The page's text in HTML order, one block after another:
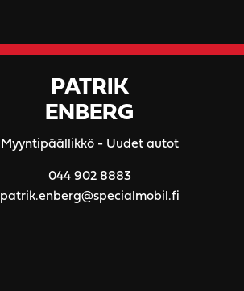
PATRIK
ENBERG
Myyntipäällikkö - Uudet autot
044 902 8883
patrik.enberg@specialmobil.fi